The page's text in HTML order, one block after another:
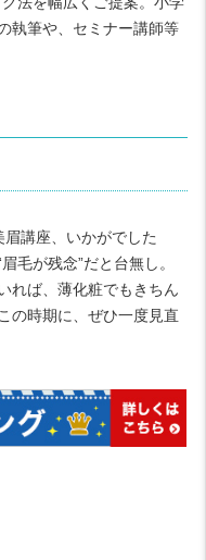
執筆や、セミナー講師等
講座、いかがでした
毛が残念”だと台無し。
れば、薄化粧でもきちん
の時期に、ぜひ一度見直